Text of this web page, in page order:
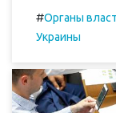
#Органы
Украины